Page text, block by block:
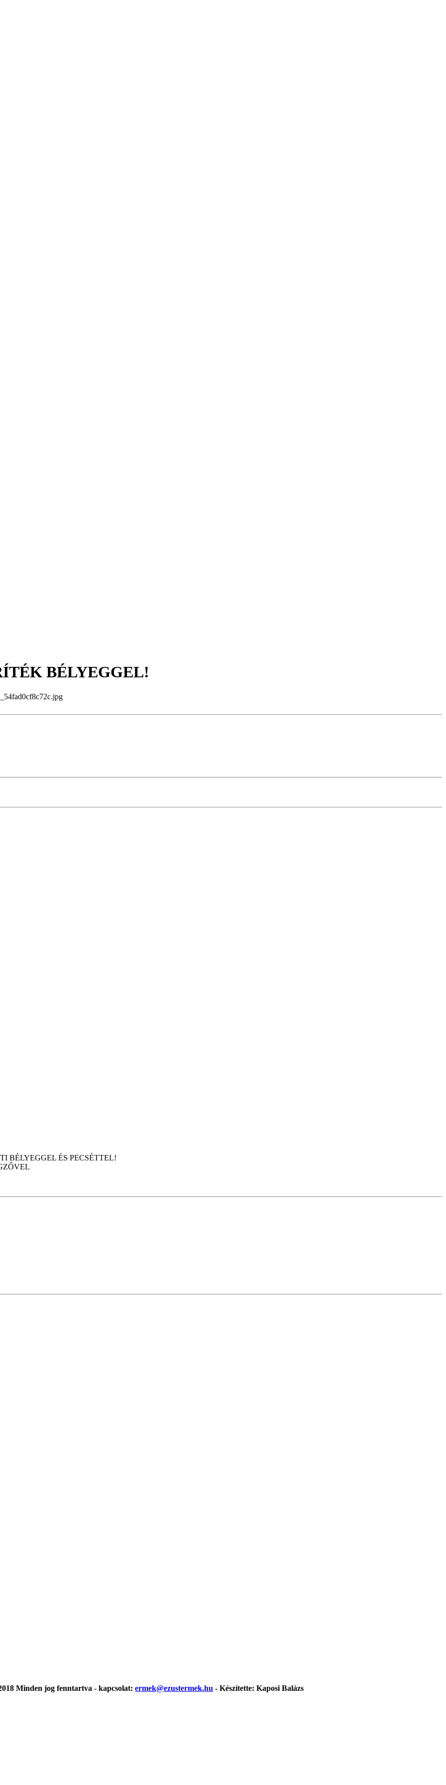
BÉLYEGGEL!
BÉLYEGGEL ÉS PECSÉTTEL!
Minden jog fenntartva - kapcsolat: ermek@ezustermek.hu - Készítette: Kaposi Balázs